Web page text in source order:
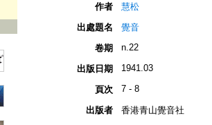
作者
慧松
出處題名
覺音
卷期
n.22
出版日期 1941.03
頁次 7 - 8
出版者
香港青山覺音社